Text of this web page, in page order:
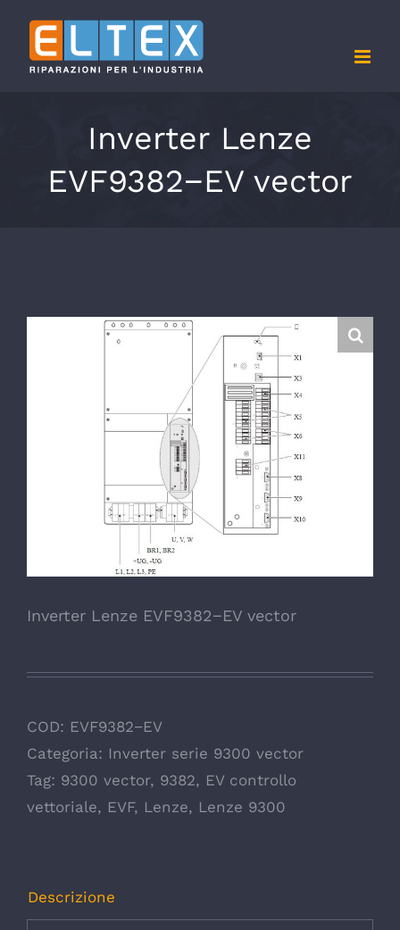
contenuto
Inverter Lenze
EVF9382−EV vector
Inverter Lenze EVF9382−EV vector
COD: EVF9382−EV
Categoria: Inverter serie 9300 vector
Tag: 9300 vector, 9382, EV controllo
vettoriale, EVF, Lenze, Lenze 9300
Descrizione